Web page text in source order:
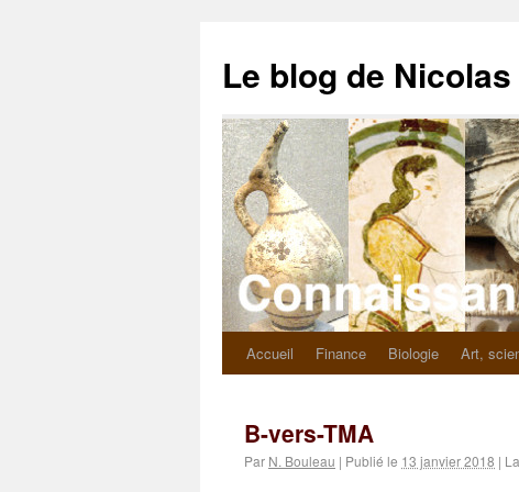
Le blog de
Accueil Finance Biologie Art,
B-vers-TMA
Par N. Bouleau | Publié le 13 janvier 2018 |